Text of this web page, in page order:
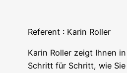
Refe­rent : Karin Roller
Karin Rol­ler zeigt Ihnen
Schritt für Schritt, wie